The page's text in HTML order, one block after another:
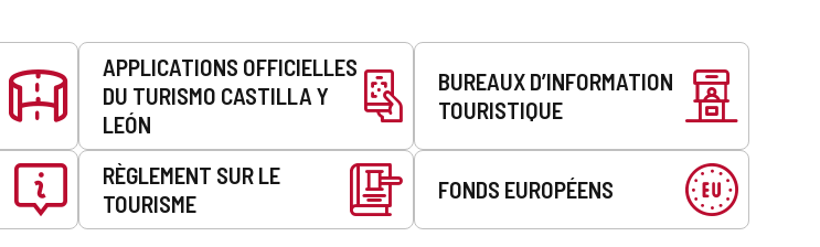
APPLICATIONS OFFICIELLES
DU TURISMO CASTILLA Y
LEÓN
BUREAUX D’INFORMATION
TOURISTIQUE
RÈGLEMENT SUR LE
TOURISME
FONDS EUROPÉENS